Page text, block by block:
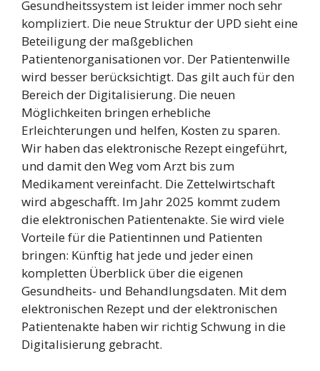
Gesundheitssystem ist leider immer noch sehr
kompliziert. Die neue Struktur der UPD sieht eine
Beteiligung der maßgeblichen
Patientenorganisationen vor. Der Patientenwille
wird besser berücksichtigt. Das gilt auch für den
Bereich der Digitalisierung. Die neuen
Möglichkeiten bringen erhebliche
Erleichterungen und helfen, Kosten zu sparen.
Wir haben das elektronische Rezept eingeführt,
und damit den Weg vom Arzt bis zum
Medikament vereinfacht. Die Zettelwirtschaft
wird abgeschafft. Im Jahr 2025 kommt zudem
die elektronischen Patientenakte. Sie wird viele
Vorteile für die Patientinnen und Patienten
bringen: Künftig hat jede und jeder einen
kompletten Überblick über die eigenen
Gesundheits- und Behandlungsdaten. Mit dem
elektronischen Rezept und der elektronischen
Patientenakte haben wir richtig Schwung in die
Digitalisierung gebracht.